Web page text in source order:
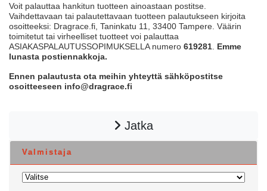
Voit palauttaa hankitun tuotteen ainoastaan postitse.
Vaihdettavaan tai palautettavaan tuotteen palautukseen kirjoita
osoitteeksi: Dragrace.fi, Taninkatu 11, 33400 Tampere. Väärin
toimitetut tai virheelliset tuotteet voi palauttaa
ASIAKASPALAUTUSSOPIMUKSELLA numero 619281 Emme
lunasta postiennakkoja.
Ennen palautusta ota meihin yhteyttä sähköpostitse
osoitteeseen info@dragrace.fi
Jatka
Valmistaja